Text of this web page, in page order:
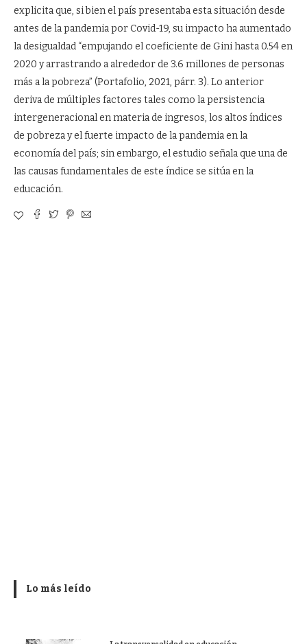
explicita que, si bien el país presentaba esta situación desde
antes de la pandemia por Covid-19, su impacto ha aumentado
la desigualdad “empujando el coeficiente de Gini hasta 0.54 en
2020 y arrastrando a alrededor de 3.6 millones de personas
más a la pobreza” (Portafolio, 2021, párr. 3). Lo anterior
deriva de múltiples factores tales como la persistencia
intergeneracional en materia de ingresos, los altos índices
de pobreza y el fuerte impacto de la pandemia en la
economía del país; sin embargo, el estudio señala que una de
las causas fundamentales de este índice se sitúa en la
educación.
Lo más leído